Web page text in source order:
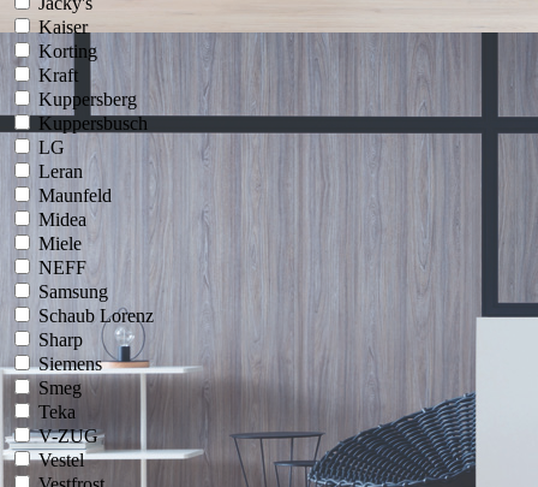
Kaiser
Korting
Kraft
Kuppersberg
Kuppersbusch
LG
Leran
Maunfeld
Midea
Miele
NEFF
Samsung
Schaub Lorenz
Sharp
Siemens
Smeg
Teka
V-ZUG
Vestel